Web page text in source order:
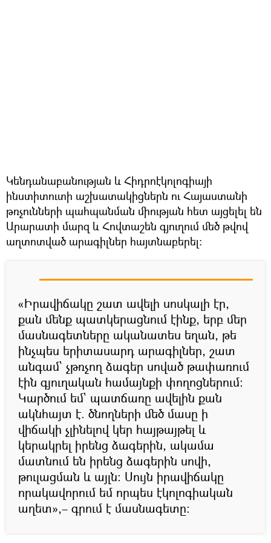
Կենդանաբանության և Հիդրոէկոլոգիայի
ինստիտուտի աշխատակիցներն ու Հայաստանի
թռչունների պահպանման միության հետ այցելել են
Արարատի մարզ և Հովտաշեն գյուղում մեծ թվով
աղտոտված արագիլներ հայտնաբերել։
«Իրավիճակը շատ ավելի սոսկալի էր,
քան մենք պատկերացնում էինք, երբ մեր
մասնագետները ականատես եղան, թե
ինչպես երիտասարդ արագիլներ, շատ
անգամ՝ չթռչող ձագեր սոված թափառում
էին գյուղական համայնքի փողոցներում:
Կարծում եմ` պատճառը ավելին քան
ակնհայտ է. ծնողների մեծ մասը ի
վիճակի չլինելով կեր հայթայթել և
կերակրել իրենց ձագերին, ակամա
մատնում են իրենց ձագերին սովի,
թուլացման և այլն: Սույն իրավիճակը
որակավորում եմ որպես էկոլոգիական
աղետ»,– գրում է մասնագետը: